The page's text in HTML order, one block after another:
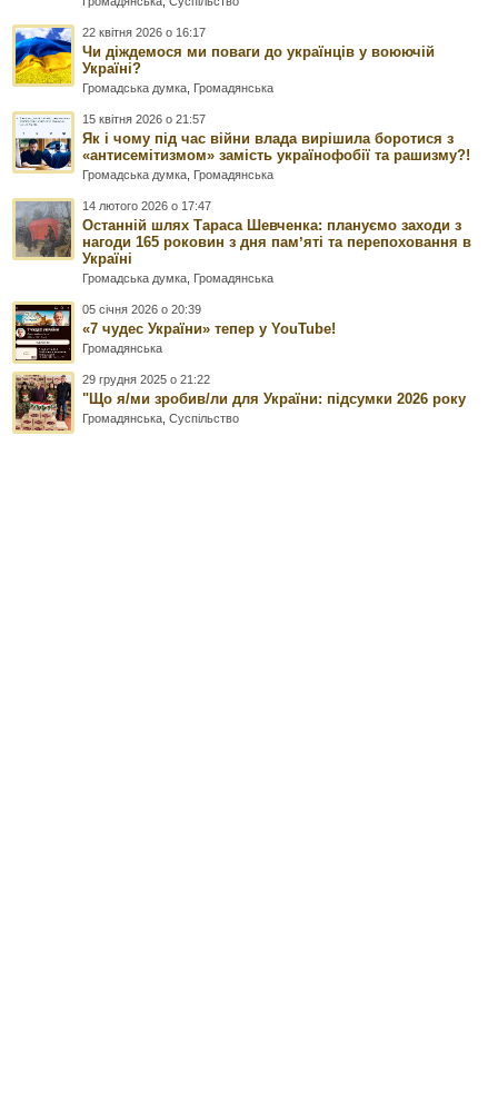
22 квітня 2026 о 16:17
Чи діждемося ми поваги до українців у воюючій
Україні?
Громадська думка Громадянська
15 квітня 2026 о 21:57
Як і чому під час війни влада вирішила боротися з
«антисемітизмом» замість українофобії та рашизму?!
Громадська думка Громадянська
14 лютого 2026 о 17:47
Останній шлях Тараса Шевченка: плануємо заходи з
нагоди 165 роковин з дня памʼяті та перепоховання в
Україні
Громадська думка Громадянська
05 січня 2026 о 20:39
«7 чудес України» тепер у YouTube!
Громадянська
29 грудня 2025 о 21:22
"Що я/ми зробив/ли для України: підсумки 2026 року
Громадянська ,Суспільство